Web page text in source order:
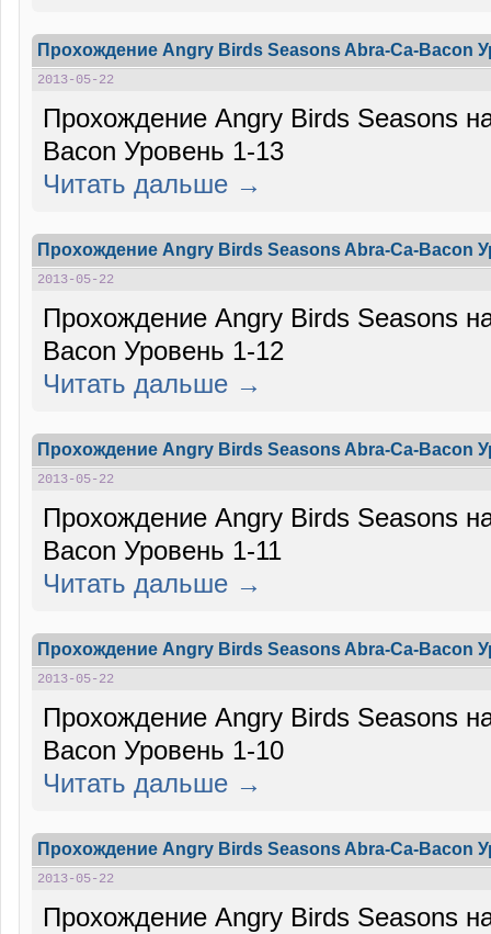
Прохождение Angry Birds Seasons Abra-Ca-Bacon
2013-05-22
Прохождение Angry Birds Seasons
Bacon Уровень 1-13
Читать дальше →
Прохождение Angry Birds Seasons Abra-Ca-Bacon
2013-05-22
Прохождение Angry Birds Seasons
Bacon Уровень 1-12
Читать дальше →
Прохождение Angry Birds Seasons Abra-Ca-Bacon
2013-05-22
Прохождение Angry Birds Seasons
Bacon Уровень 1-11
Читать дальше →
Прохождение Angry Birds Seasons Abra-Ca-Bacon
2013-05-22
Прохождение Angry Birds Seasons
Bacon Уровень 1-10
Читать дальше →
Прохождение Angry Birds Seasons Abra-Ca-Bacon
2013-05-22
Прохождение Angry Birds Seasons